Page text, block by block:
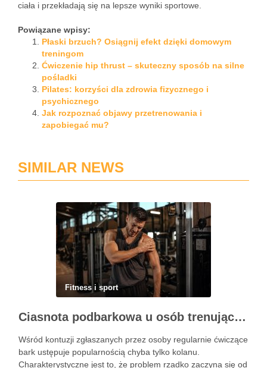
ciała i przekładają się na lepsze wyniki sportowe.
Powiązane wpisy:
Płaski brzuch? Osiągnij efekt dzięki domowym
treningom
Ćwiczenie hip thrust – skuteczny sposób na silne
pośladki
Pilates: korzyści dla zdrowia fizycznego i
psychicznego
Jak rozpoznać objawy przetrenowania i
zapobiegać mu?
SIMILAR NEWS
Fitness i sport
Ciasnota podbarkowa u osób trenujących – kiedy bark przestaje wybaczać błędy na siłowni
Wśród kontuzji zgłaszanych przez osoby regularnie ćwiczące
bark ustępuje popularnością chyba tylko kolanu.
Charakterystyczne jest to, że problem rzadko zaczyna się od